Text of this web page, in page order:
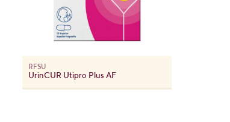
RFSU
UrinCUR Utipro Plus AF